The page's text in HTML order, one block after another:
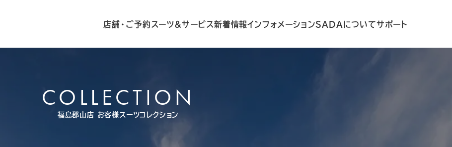
店舗・ご予約 スーツ&サービス新着情報インフォメーションSADAについてサポート
COLLECTION
福島郡山店 お客様スーツコレクション